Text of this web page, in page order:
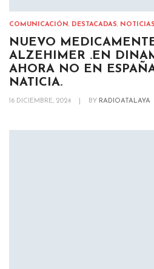
COMUNICACIÓN, DESTACADAS, NOTICIAS
NUEVO
ALZEHIMER .EN
AHORA NO EN
NATICIA.
16 DICIEMBRE, 2024 BY RADIOATALAYA